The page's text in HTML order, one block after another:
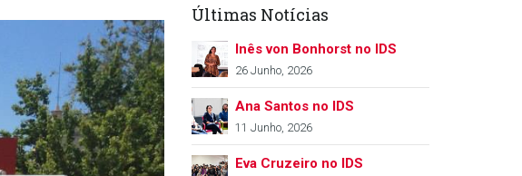
Últimas Notícias
Inês von Bonhorst no IDS
26 Junho, 2026
Ana Santos no IDS
11 Junho, 2026
Eva Cruzeiro no IDS